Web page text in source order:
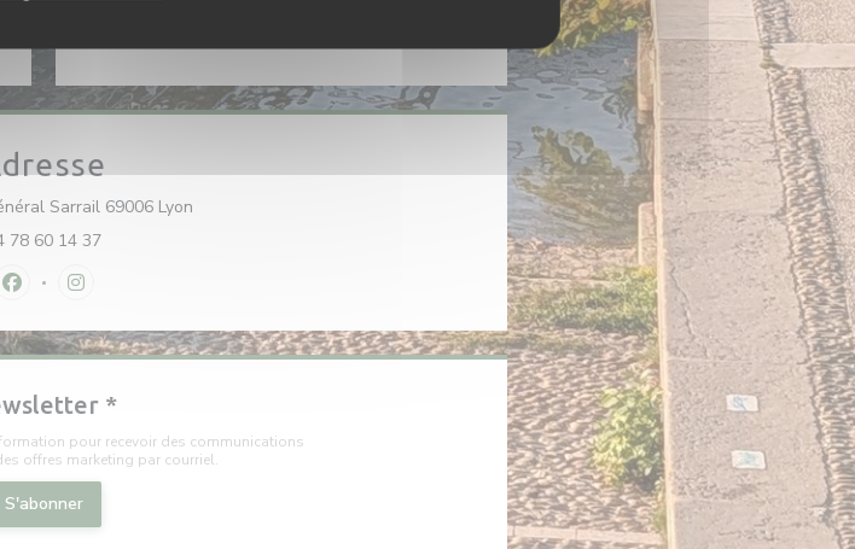
Sarrail 69006 Lyon
78 60 14 37
Facebook ((ouvre une nouvelle fenêtre))
Instagram ((ouvre une nouvelle fenêtre))
*
pour recevoir des communications
offres marketing par courriel.
S'abonner